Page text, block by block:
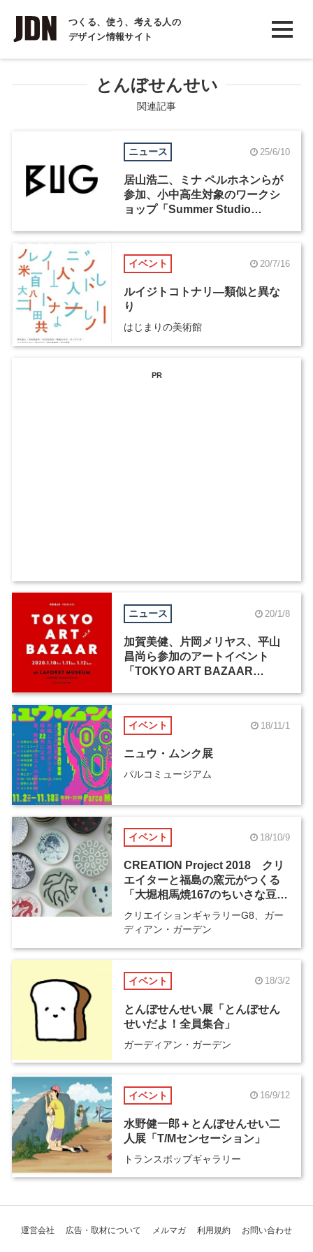
つくる、使う、考える人の
デザイン情報サイト
INTERVIEW
インタビュー
REPORTとんぼせんせい
関連記事
ニュース 25/6/10
居山浩二、ミナ ペルホネンらが
参加、小中高生対象のワークシ
ョップ「Summer Studio
イベント 20/7/16
ルイジトコトナリ―類似と異な
り
はじまりの美術館
PR
ニュース 20/1/8
加賀美健、片岡メリヤス、平山
昌尚ら参加のアートイベント
「TOKYO ART BAZAAR
イベント 18/11/1
ニュウ・ムンク展
パルコミュージアム
イベント 18/10/9
CREATION Project 2018 クリ
エイターと福島の窯元がつくる
「大堀相馬焼167のちいさな豆
皿」
クリエイションギャラリーG8、ガー
ディアン・ガーデン
イベント 18/3/2
とんぼせんせい展「とんぼせん
せいだよ！全員集合」
ガーディアン・ガーデン
イベント 16/9/12
水野健一郎＋とんぼせんせい二
人展「T/Mセンセーション」
トランスポップギャラリー
運営会社 広告・取材について メルマガ 利用規約 お問い合わせ